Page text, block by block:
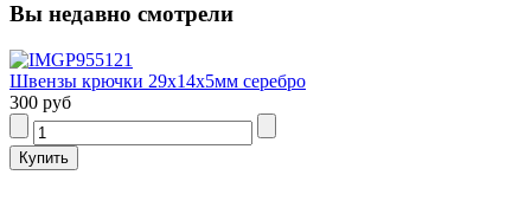
Вы недавно смотрели
Швензы крючки 29х14х5мм серебро
300 руб